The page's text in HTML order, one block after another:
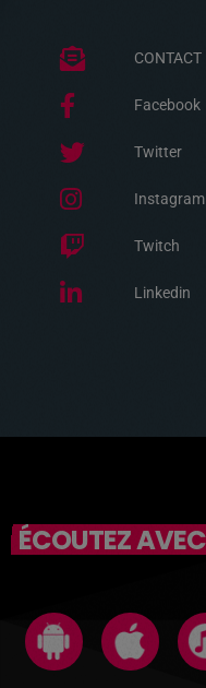
CONTACT
Facebook
Twitter
Instagram
Twitch
Linkedin
ÉCOUTEZ